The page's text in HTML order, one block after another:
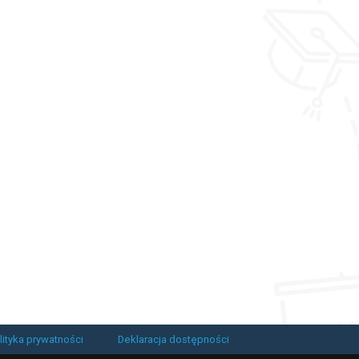
prywatności Deklaracja dostępności